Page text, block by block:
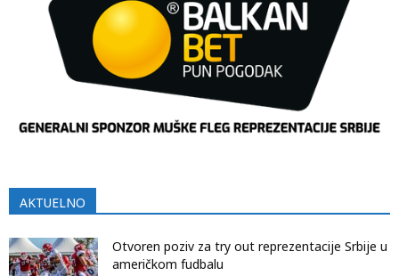
AKTUELNO
Otvoren poziv za try out reprezentacije Srbije u
američkom fudbalu